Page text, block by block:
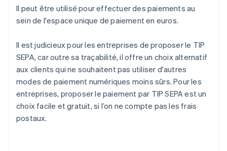
Il peut être utilisé pour effectuer des paiements au
sein de l'espace unique de paiement en euros.
Il est judicieux pour les entreprises de proposer le TIP
SEPA, car outre sa traçabilité, il offre un choix alternatif
aux clients qui ne souhaitent pas utiliser d'autres
modes de paiement numériques moins sûrs. Pour les
entreprises, proposer le paiement par TIP SEPA est un
choix facile et gratuit, si l’on ne compte pas les frais
postaux.